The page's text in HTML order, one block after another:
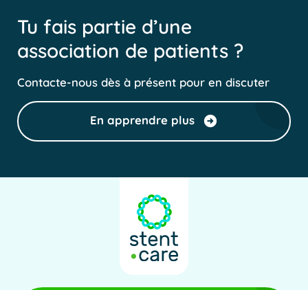
Tu fais partie d’une
association de patients ?
Contacte-nous dès à présent pour en discuter
En apprendre plus